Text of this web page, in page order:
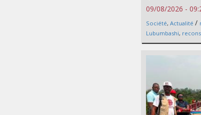
09/08/2026 -
Société, Actualité /
Lubumbashi,